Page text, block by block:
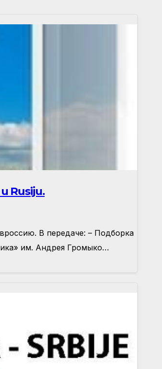
Rusiju.
В передаче: – Подборка
им. Андрея Громыко…